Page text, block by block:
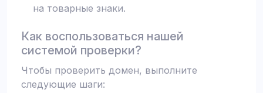
на товарные знаки.
Как воспользоваться нашей
системой проверки?
Чтобы проверить домен, выполните
следующие шаги: